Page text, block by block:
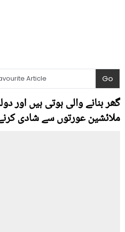
گھر بنانے والی ہوتی ہیں اور
ملائشین عورتوں سے شادی کرنے کے 5